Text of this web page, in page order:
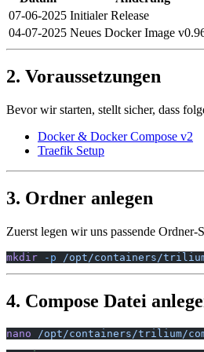
07-06-2025 Initialer Release
04-07-2025 Neues Docker Image
2. Voraussetzungen
Bevor wir starten, stellt sicher, dass
Docker & Docker Compose v2
Traefik Setup
3. Ordner anlegen
Zuerst legen wir uns passende Ordner-
mkdir -p /opt/containers/
4. Compose Datei
nano /opt/containers/trilium/